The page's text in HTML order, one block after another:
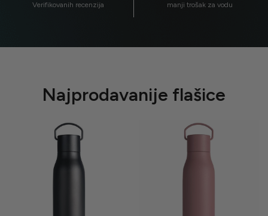
Verifikovanih recenzija manji trošak za vodu
Najprodavanije flašice